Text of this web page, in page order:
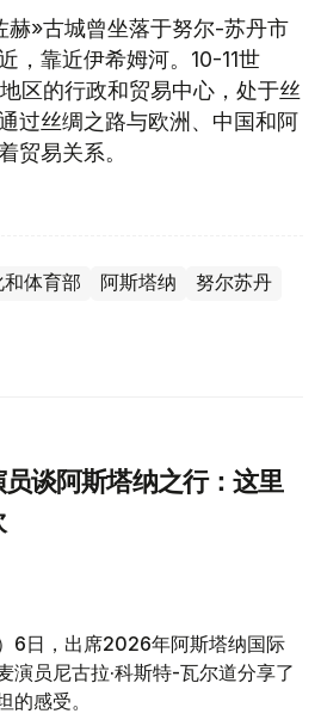
赫»古城曾坐落于努尔-苏丹市
，靠近伊希姆河。10-11世
区的行政和贸易中心，处于丝
过丝绸之路与欧洲、中国和阿
贸易关系。
和体育部 阿斯塔纳 努尔苏丹
员谈阿斯塔纳之行：这里
6日，出席2026年阿斯塔纳国际
演员尼古拉·科斯特-瓦尔道分享了
的感受。